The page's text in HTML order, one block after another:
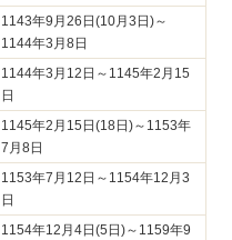
1143年9月26日(10月3日)～
1144年3月8日
1144年3月12日～1145年2月15
日
1145年2月15日(18日)～1153年
7月8日
1153年7月12日～1154年12月3
日
1154年12月4日(5日)～1159年9